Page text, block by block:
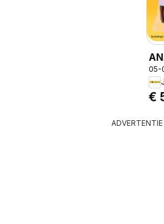
05-
€
ADVERTENTIE